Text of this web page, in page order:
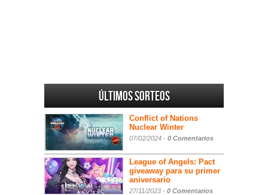
Últimos sorteos
Conflict of Nations
Nuclear Winter
07/02/2024 - 0 Comentarios
League of Angels: Pact
giveaway para su primer
aniversario
27/11/2023 - 0 Comentarios